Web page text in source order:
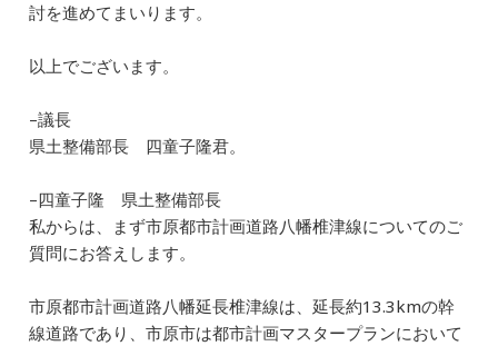
討を進めてまいります。
以上でございます。
–議長
県土整備部長 四童子隆君。
–四童子隆 県土整備部長
私からは、まず市原都市計画道路八幡椎津線についてのご
質問にお答えします。
市原都市計画道路八幡延長椎津線は、延長約13.3kmの幹
線道路であり、市原市は都市計画マスタープランにおいて